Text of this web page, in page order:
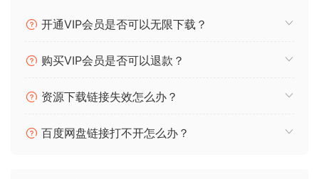
开通VIP会员是否可以无限下载？
购买VIP会员是否可以退款？
资源下载链接失效怎么办？
百度网盘链接打不开怎么办？